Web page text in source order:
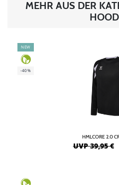
MEHR AUS DER
NEW
-40%
HMLCORE 2.0
UVP 39,95 €